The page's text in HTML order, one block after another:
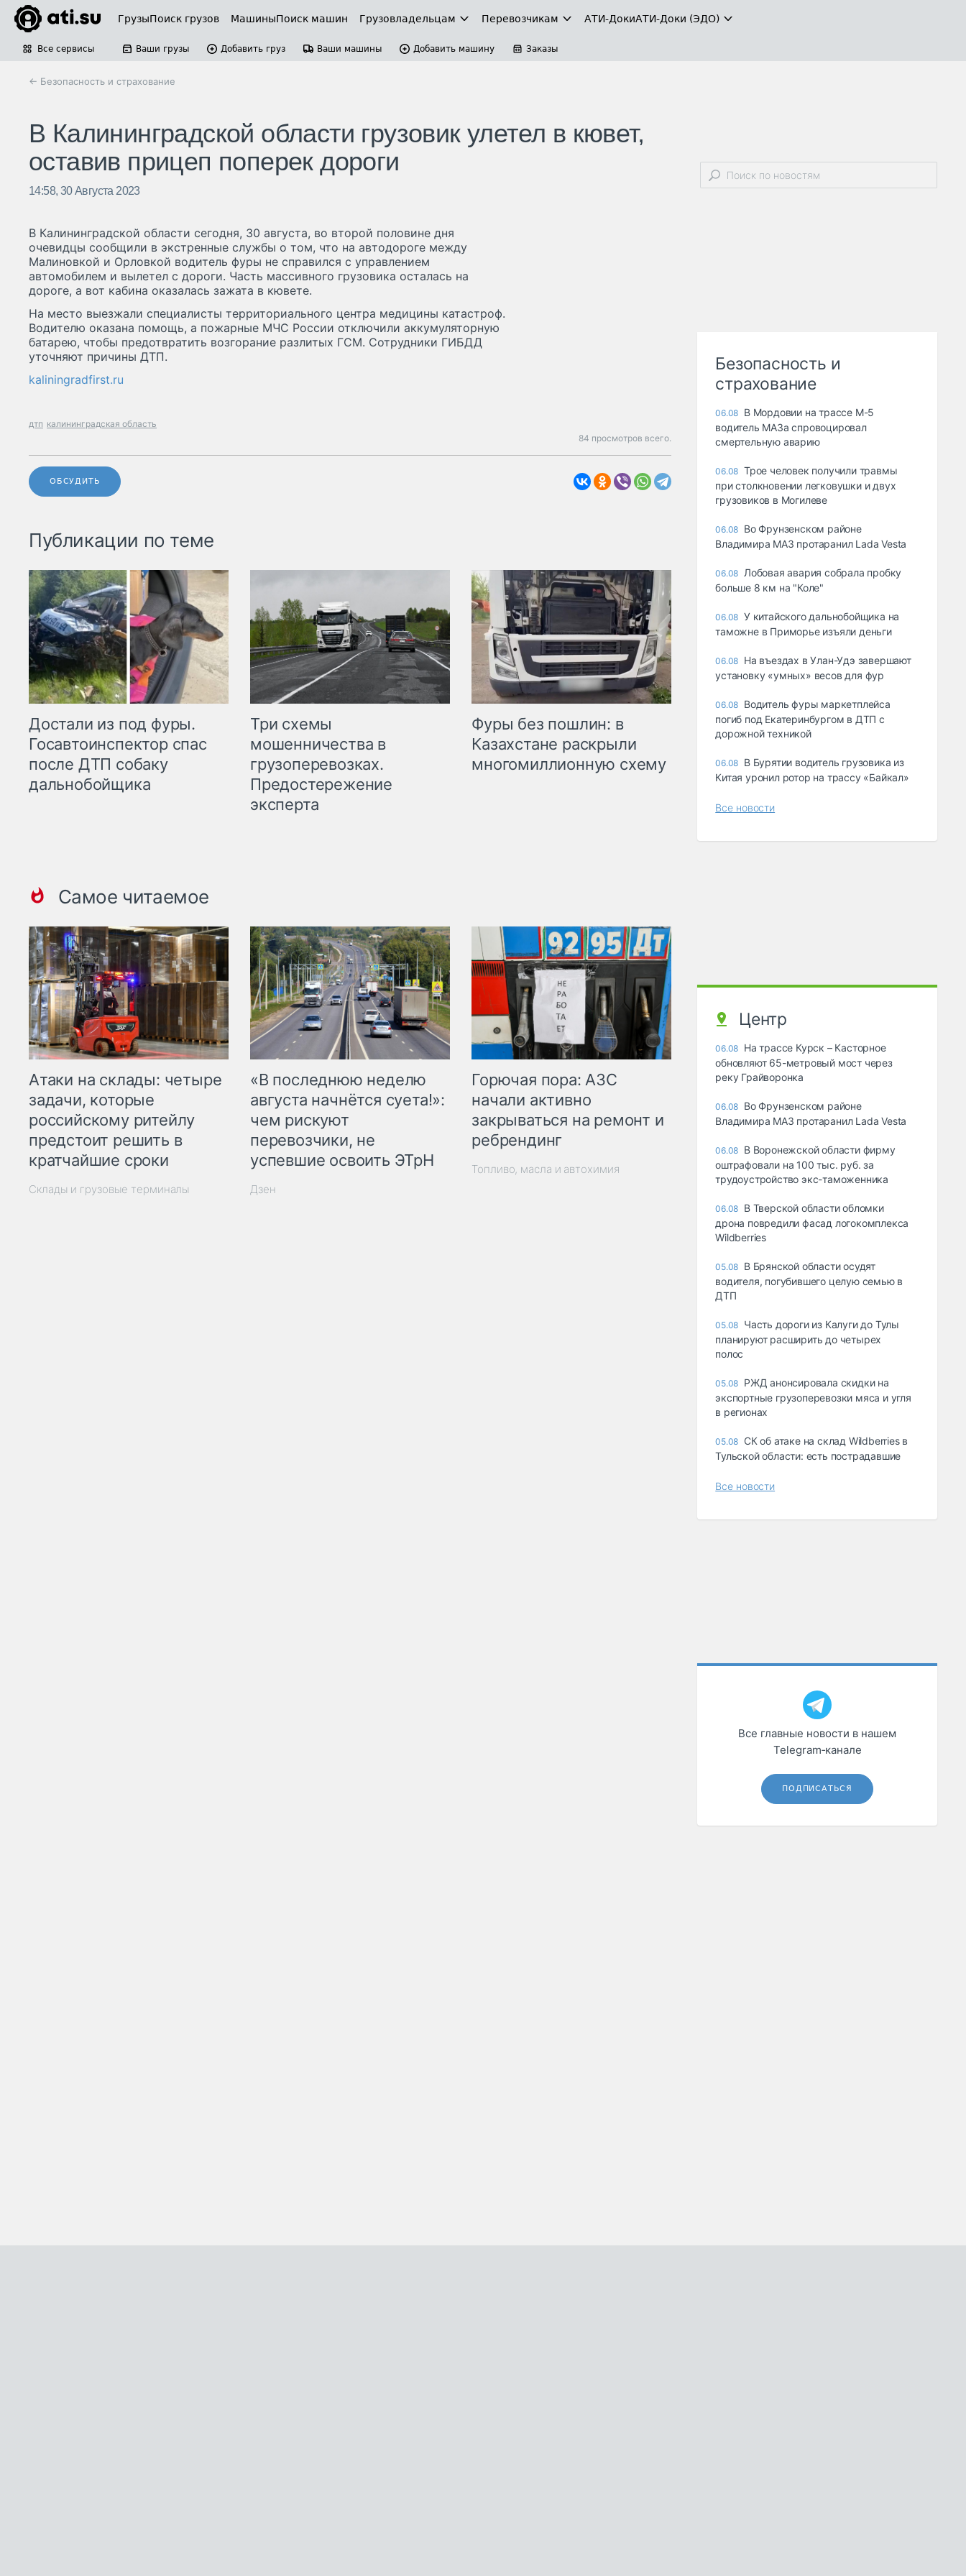
ГрузыПоиск грузов МашиныПоиск машин Грузовладельцам Перевозчикам АТИ-ДокиАТИ-Доки (ЭДО)
Все сервисы Ваши грузы Добавить груз Ваши машины Добавить машину Заказы
← Безопасность и страхование
В Калининградской области грузовик улетел в кювет,
оставив прицеп поперек дороги
14:58, 30 Августа 2023
В Калининградской области сегодня, 30 августа, во второй половине дня
очевидцы сообщили в экстренные службы о том, что на автодороге между
Малиновкой и Орловкой водитель фуры не справился с управлением
автомобилем и вылетел с дороги. Часть массивного грузовика осталась на
дороге, а вот кабина оказалась зажата в кювете.
На место выезжали специалисты территориального центра медицины катастроф.
Водителю оказана помощь, а пожарные МЧС России отключили аккумуляторную
батарею, чтобы предотвратить возгорание разлитых ГСМ. Сотрудники ГИБДД
уточняют причины ДТП.
kaliningradfirst.ru
дтп калининградская область
84 просмотров всего.
ОБСУДИТЬ
Публикации по теме
Достали из под фуры.
Госавтоинспектор спас
после ДТП собаку
дальнобойщика
Три схемы
мошенничества в
грузоперевозках.
Предостережение
эксперта
Фуры без пошлин: в
Казахстане раскрыли
многомиллионную схему
Самое читаемое
Атаки на склады: четыре
задачи, которые
российскому ритейлу
предстоит решить в
кратчайшие сроки
Склады и грузовые терминалы
«В последнюю неделю
августа начнётся суета!»:
чем рискуют
перевозчики, не
успевшие освоить ЭТрН
Дзен
Горючая пора: АЗС
начали активно
закрываться на ремонт и
ребрендинг
Топливо, масла и автохимия
Безопасность и
страхование
06.08 В Мордовии на трассе М-5
водитель МАЗа спровоцировал
смертельную аварию
06.08 Трое человек получили травмы
при столкновении легковушки и двух
грузовиков в Могилеве
06.08 Во Фрунзенском районе
Владимира МАЗ протаранил Lada Vesta
06.08 Лобовая авария собрала пробку
больше 8 км на "Коле"
06.08 У китайского дальнобойщика на
таможне в Приморье изъяли деньги
06.08 Ha въeздax в Улaн-Удэ зaвepшaют
ycтaнoвкy «yмныx» вecoв для фyp
06.08 Водитель фуры маркетплейса
погиб под Екатеринбургом в ДТП с
дорожной техникой
06.08 В Бурятии водитель грузовика из
Китая уронил ротор на трассу «Байкал»
Все новости
Центр
06.08 На трассе Курск – Касторное
обновляют 65-метровый мост через
реку Грайворонка
06.08 Во Фрунзенском районе
Владимира МАЗ протаранил Lada Vesta
06.08 В Воронежской области фирму
оштрафовали на 100 тыс. руб. за
трудоустройство экс-таможенника
06.08 В Тверской области обломки
дрона повредили фасад логокомплекса
Wildberries
05.08 В Брянской области осудят
водителя, погубившего целую семью в
ДТП
05.08 Часть дороги из Калуги до Тулы
планируют расширить до четырех
полос
05.08 РЖД анонсировала скидки на
экспортные грузоперевозки мяса и угля
в регионах
05.08 СК об атаке на склад Wildberries в
Тульской области: есть пострадавшие
Все новости
Все главные новости в нашем
Telegram‑канале
ПОДПИСАТЬСЯ